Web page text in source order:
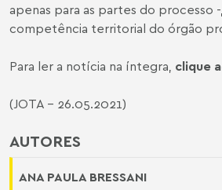
AUTORES
ANA PAULA BRESSANI
apenas para as partes do processo
competência territorial do órgão
Para ler a notícia na íntegra, clique
(JOTA - 26.05.2021)